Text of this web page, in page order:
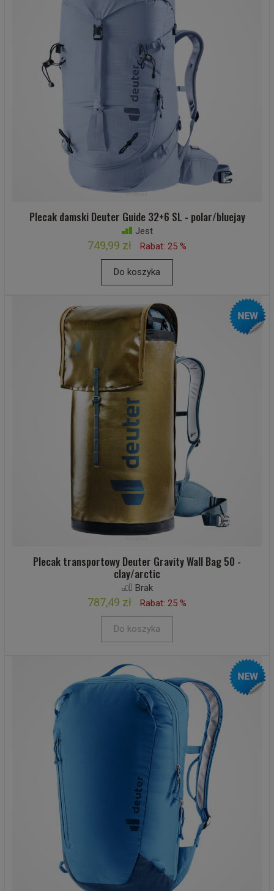
Plecak damski Deuter Guide 32+6 SL - polar/bluejay
Jest
749,99 zł Rabat: 25 %
Do koszyka
Plecak transportowy Deuter Gravity Wall Bag 50 -
clay/arctic
Brak
787,49 zł Rabat: 25 %
Do koszyka